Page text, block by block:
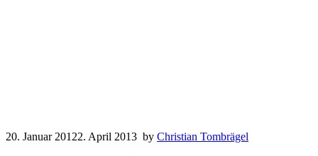
20. Januar 20122. April 2013 by Christian Tombrägel